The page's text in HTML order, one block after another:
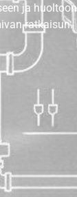
ja
ratkaisun.